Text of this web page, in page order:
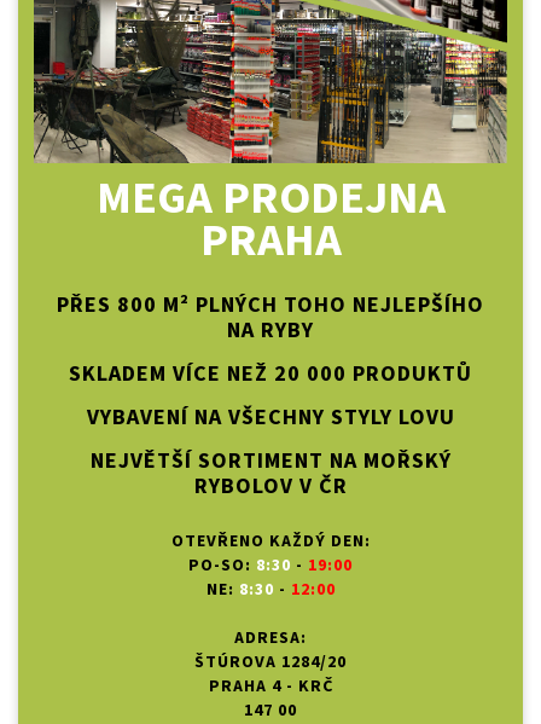
MEGA PRODEJNA
PRAHA
PŘES 800 M² PLNÝCH TOHO NEJLEPŠÍHO
NA RYBY
SKLADEM VÍCE NEŽ 20 000 PRODUKTŮ
VYBAVENÍ NA VŠECHNY STYLY LOVU
NEJVĚTŠÍ SORTIMENT NA MOŘSKÝ
RYBOLOV V ČR
OTEVŘENO KAŽDÝ DEN:
PO-SO: 8:30 - 19:00
NE: 8:30 - 12:00
ADRESA:
ŠTÚROVA 1284/20
PRAHA 4 - KRČ
147 00